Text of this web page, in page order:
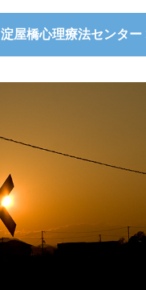
淀屋橋心理療法センター